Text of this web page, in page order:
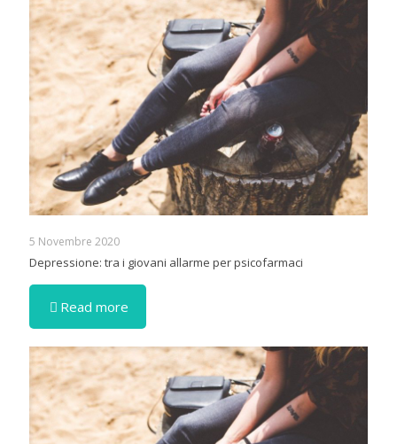
5 Novembre 2020
Depressione: tra i giovani allarme per psicofarmaci
Read more